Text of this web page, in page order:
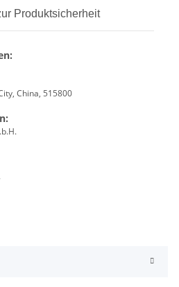
Produktsicherheit
China, 515800